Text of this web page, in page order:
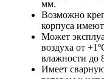
мм.
Возможно
корпуса
Может
воздуха от
влажности до
Имеет